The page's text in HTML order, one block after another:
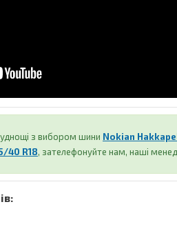
з вибором шини Nokian
40 R18, зателефонуйте нам, наші